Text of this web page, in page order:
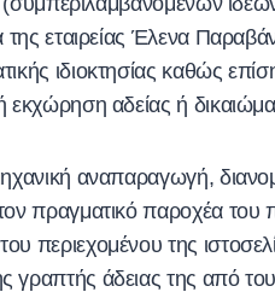
εταιρείας Έλενα
ιδιοκτησίας καθώς
αδείας ή
αναπαραγωγή,
πραγματικό παροχέα
περιεχομένου της
άδειας της από